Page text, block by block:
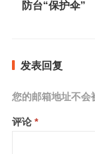
防台“保护伞”
发表回复
您的邮箱地址不会
评论 *